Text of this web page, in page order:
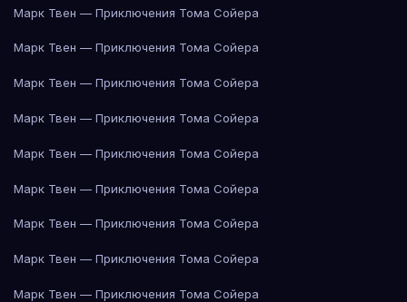
Марк Твен — Приключения Тома Сойера
Марк Твен — Приключения Тома Сойера
Марк Твен — Приключения Тома Сойера
Марк Твен — Приключения Тома Сойера
Марк Твен — Приключения Тома Сойера
Марк Твен — Приключения Тома Сойера
Марк Твен — Приключения Тома Сойера
Марк Твен — Приключения Тома Сойера
Марк Твен — Приключения Тома Сойера